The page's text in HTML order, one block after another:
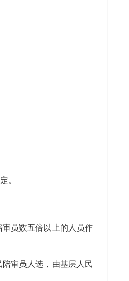
。
员数五倍以上的人员作
审员人选，由基层人民